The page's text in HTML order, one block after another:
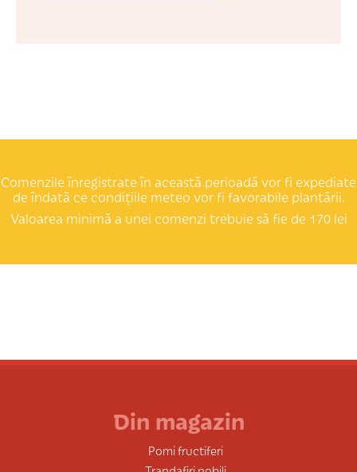
Comenzile înregistrate în această perioadă vor fi expediate
de îndată ce condițiile meteo vor fi favorabile plantării.
Valoarea minimă a unei comenzi trebuie să fie de 170 lei
Din magazin
Pomi fructiferi